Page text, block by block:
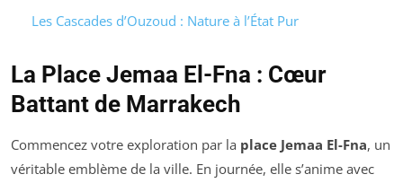
Les Cascades d’Ouzoud : Nature à l’État Pur
La Place Jemaa El-Fna : Cœur
Battant de Marrakech
Commencez votre exploration par la place Jemaa El-Fna, un
véritable emblème de la ville. En journée, elle s’anime avec